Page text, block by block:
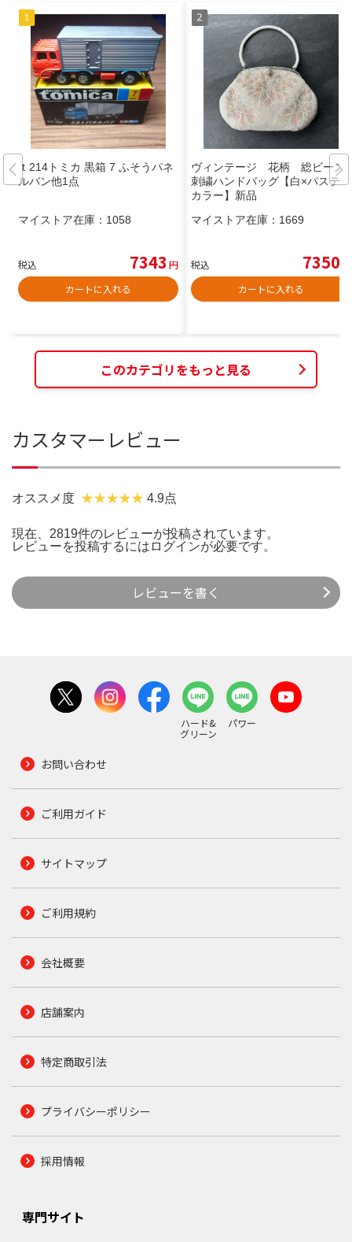
ｔ214トミカ 黒箱 7 ふそうパネ
ルバン他1点
マイストア在庫： 1058
税込 7343 円
カートに入れる
ヴィンテージ 花柄 総ビーズ
刺繍ハンドバッグ【白×パステル
カラー】新品
マイストア在庫： 1669
税込 7350
カートに入れる
このカテゴリをもっと見る
カスタマーレビュー
オススメ度 4.9点
現在、2819件のレビューが投稿されています。
レビューを投稿するには ログインが必要です。
レビューを書く
ハード&
グリーン
パワー
お問い合わせ
ご利用ガイド
サイトマップ
ご利用規約
会社概要
店舗案内
特定商取引法
プライバシーポリシー
採用情報
専門サイト